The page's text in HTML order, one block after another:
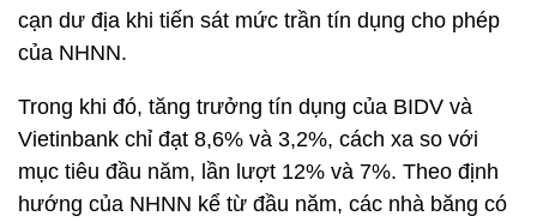
cạn dư địa khi tiến sát mức trần tín dụng cho phép
của NHNN.
Trong khi đó, tăng trưởng tín dụng của BIDV và
Vietinbank chỉ đạt 8,6% và 3,2%, cách xa so với
mục tiêu đầu năm, lần lượt 12% và 7%. Theo định
hướng của NHNN kể từ đầu năm, các nhà băng có